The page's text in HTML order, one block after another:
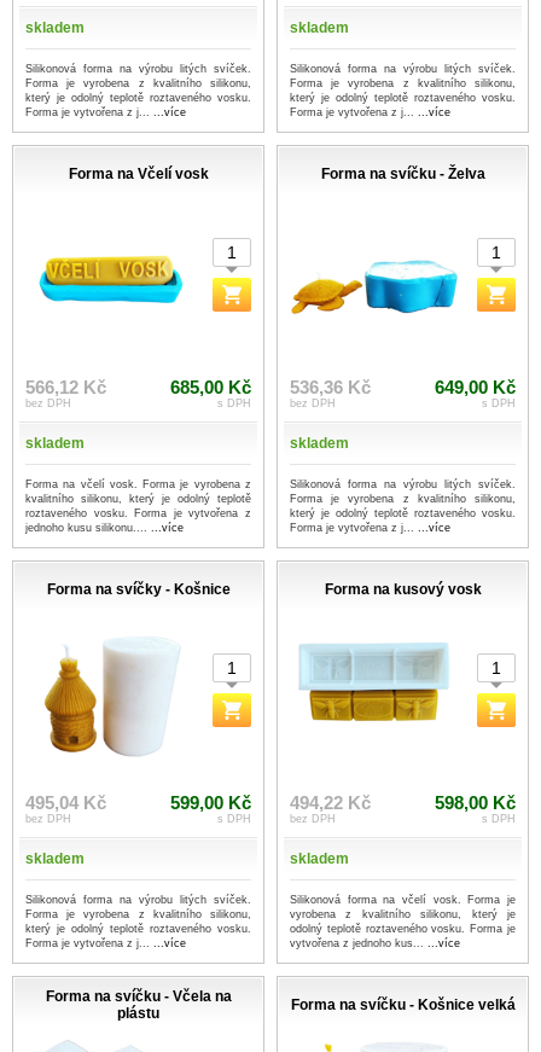
skladem
Silikonová forma na výrobu litých svíček.
Forma je vyrobena z kvalitního silikonu,
který je odolný teplotě roztaveného vosku.
Forma je vytvořena z j... ...více
skladem
Silikonová forma na výrobu litých svíček.
Forma je vyrobena z kvalitního silikonu,
který je odolný teplotě roztaveného vosku.
Forma je vytvořena z j... ...více
Forma na Včelí vosk
566,12 Kč
bez DPH
685,00 Kč
s DPH
skladem
Forma na včelí vosk. Forma je vyrobena z
kvalitního silikonu, který je odolný teplotě
roztaveného vosku. Forma je vytvořena z
jednoho kusu silikonu.... ...více
Forma na svíčku - Želva
536,36 Kč
bez DPH
649,00 Kč
s DPH
skladem
Silikonová forma na výrobu litých svíček.
Forma je vyrobena z kvalitního silikonu,
který je odolný teplotě roztaveného vosku.
Forma je vytvořena z j... ...více
Forma na svíčky - Košnice
495,04 Kč
bez DPH
599,00 Kč
s DPH
skladem
Silikonová forma na výrobu litých svíček.
Forma je vyrobena z kvalitního silikonu,
který je odolný teplotě roztaveného vosku.
Forma je vytvořena z j... ...více
Forma na kusový vosk
494,22 Kč
bez DPH
598,00 Kč
s DPH
skladem
Silikonová forma na včelí vosk. Forma je
vyrobena z kvalitního silikonu, který je
odolný teplotě roztaveného vosku. Forma je
vytvořena z jednoho kus... ...více
Forma na svíčku - Včela na
plástu
Forma na svíčku - Košnice velká